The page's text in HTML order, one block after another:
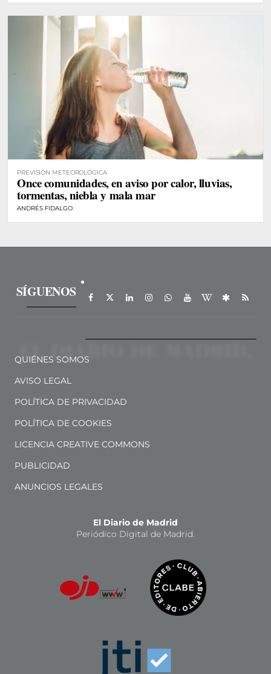
PREVISIÓN METEOROLÓGICA
Once comunidades, en aviso por calor, lluvias,
tormentas, niebla y mala mar
ANDRÉS FIDALGO
SÍGUENOS
QUIÉNES SOMOS
AVISO LEGAL
POLÍTICA DE PRIVACIDAD
POLÍTICA DE COOKIES
LICENCIA CREATIVE COMMONS
PUBLICIDAD
ANUNCIOS LEGALES
El Diario de Madrid
Periódico Digital de Madrid.